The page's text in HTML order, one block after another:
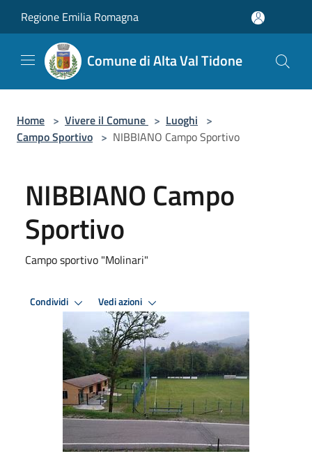
Regione Emilia Romagna
Comune di Alta Val Tidone
Home > Vivere il Comune > Luoghi >
Campo Sportivo > NIBBIANO Campo Sportivo
NIBBIANO Campo
Sportivo
Campo sportivo "Molinari"
Condividi Vedi azioni